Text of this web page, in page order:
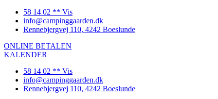
58 14 02 ** Vis
info@campinggaarden.dk
Rennebjergvej 110, 4242 Boeslunde
ONLINE BETALEN
KALENDER
58 14 02 ** Vis
info@campinggaarden.dk
Rennebjergvej 110, 4242 Boeslunde